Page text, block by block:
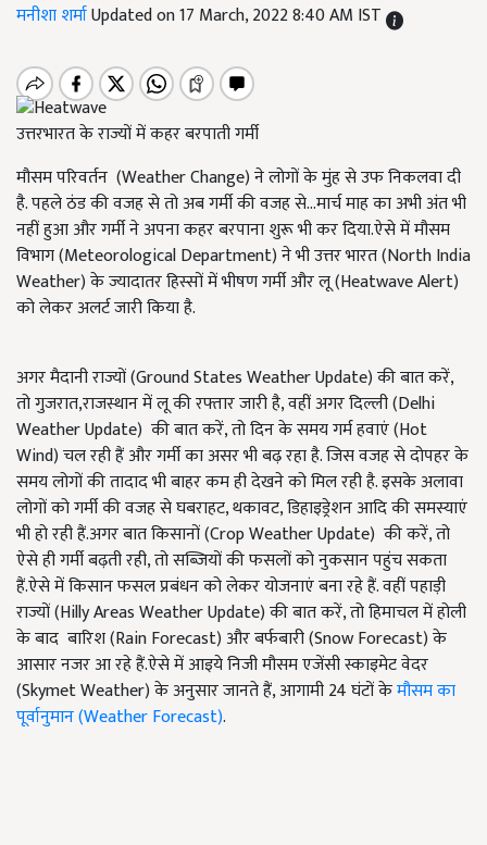
मनीशा शर्माUpdated on 17 March, 2022 8:40 AM IST
उत्तरभारत के राज्यों में कहर बरपाती गर्मी
मौसम परिवर्तन (Weather Change) ने लोगों के मुंह से उफ निकलवा दी
है. पहले ठंड की वजह से तो अब गर्मी की वजह से...मार्च माह का अभी अंत भी
नहीं हुआ और गर्मी ने अपना कहर बरपाना शुरू भी कर दिया.ऐसे में मौसम
विभाग (Meteorological Department) ने भी उत्तर भारत (North India
Weather) के ज्यादातर हिस्सों में भीषण गर्मी और लू (Heatwave Alert)
को लेकर अलर्ट जारी किया है.
अगर मैदानी राज्यों (Ground States Weather Update)की बात करें,
तो गुजरात,राजस्थान में लू की रफ्तार जारी है,वहीं अगर दिल्ली (Delhi
Weather Update) की बात करें,तो दिन के समय गर्म हवाएं (Hot
Wind)चल रही हैं और गर्मी का असर भी बढ़ रहा है. जिस वजह से दोपहर के
समय लोगों की तादाद भी बाहर कम ही देखने को मिल रही है. इसके अलावा
लोगों को गर्मी की वजह से घबराहट,थकावट,डिहाइड्रेशन आदि की समस्याएं
भी हो रही हैं.अगर बात किसानों (Crop Weather Update) की करें,तो
ऐसे ही गर्मी बढ़ती रही,तो सब्जियों की फसलों को नुकसान पहुंच सकता
हैं.ऐसे में किसान फसल प्रबंधन को लेकर योजनाएं बना रहे हैं. वहीं पहाड़ी
राज्यों (Hilly Areas Weather Update)की बात करें,तो हिमाचल में होली
के बाद बारिश (Rain Forecast) और बर्फबारी (Snow Forecast)के
आसार नजर आ रहे हैं.ऐसे में आइये निजी मौसम एजेंसी स्काइमेट वेदर
(Skymet Weather)के अनुसार जानते हैं,आगामी24घंटों केमौसम का
पूर्वानुमान (Weather Forecast).